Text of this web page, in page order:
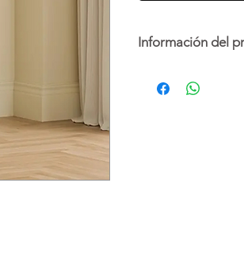
Información del
perchero valet de